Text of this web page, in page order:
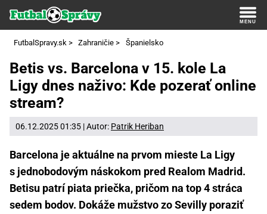
FutbalSpravy.sk > Zahraničie > Španielsko
Betis vs. Barcelona v 15. kole La
Ligy dnes naživo: Kde pozerať online
stream?
06.12.2025 01:35 | Autor: Patrik Heriban
Barcelona je aktuálne na prvom mieste La Ligy
s jednobodovým náskokom pred Realom Madrid.
Betisu patrí piata priečka, pričom na top 4 stráca
sedem bodov. Dokáže mužstvo zo Sevilly poraziť